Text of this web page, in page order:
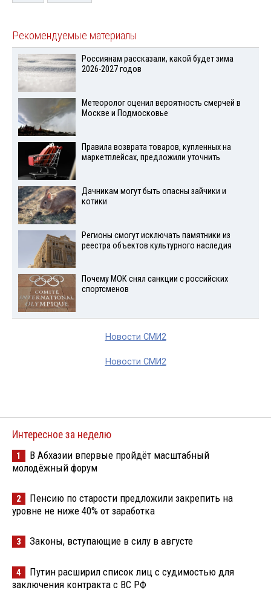
Рекомендуемые материалы
Россиянам рассказали, какой будет зима
2026-2027 годов
Метеоролог оценил вероятность смерчей в
Москве и Подмосковье
Правила возврата товаров, купленных на
маркетплейсах, предложили уточнить
Дачникам могут быть опасны зайчики и
котики
Регионы смогут исключать памятники из
реестра объектов культурного наследия
Почему МОК снял санкции с российских
спортсменов
Новости СМИ2
Новости СМИ2
Интересное за неделю
1
В Абхазии впервые пройдёт масштабный
молодёжный форум
2
Пенсию по старости предложили закрепить на
уровне не ниже 40% от заработка
3 Законы, вступающие в силу в августе
4
Путин расширил список лиц с судимостью для
заключения контракта с ВС РФ